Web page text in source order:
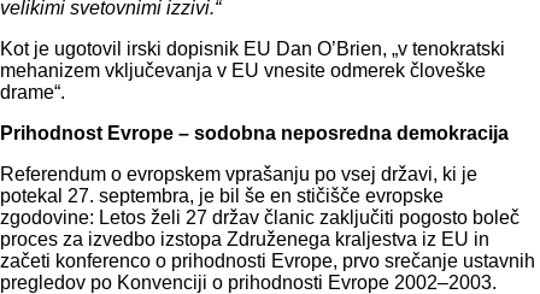
velikimi svetovnimi izzivi.“
Kot je ugotovil irski dopisnik EU Dan O’Brien, „v tenokratski
mehanizem vključevanja v EU vnesite odmerek človeške
drame“.
Prihodnost Evrope – sodobna neposredna demokracija
Referendum o evropskem vprašanju po vsej državi, ki je
potekal 27. septembra, je bil še en stičišče evropske
zgodovine: Letos želi 27 držav članic zaključiti pogosto boleč
proces za izvedbo izstopa Združenega kraljestva iz EU in
začeti konferenco o prihodnosti Evrope, prvo srečanje ustavnih
pregledov po Konvenciji o prihodnosti Evrope 2002–2003.